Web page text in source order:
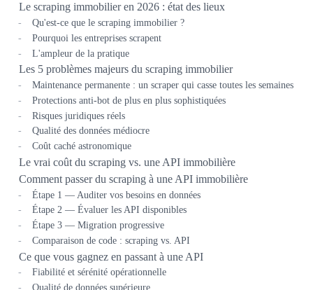
Le scraping immobilier en 2026 : état des lieux
Qu'est-ce que le scraping immobilier ?
Pourquoi les entreprises scrapent
L'ampleur de la pratique
Les 5 problèmes majeurs du scraping immobilier
Maintenance permanente : un scraper qui casse toutes les semaines
Protections anti-bot de plus en plus sophistiquées
Risques juridiques réels
Qualité des données médiocre
Coût caché astronomique
Le vrai coût du scraping vs. une API immobilière
Comment passer du scraping à une API immobilière
Étape 1 — Auditer vos besoins en données
Étape 2 — Évaluer les API disponibles
Étape 3 — Migration progressive
Comparaison de code : scraping vs. API
Ce que vous gagnez en passant à une API
Fiabilité et sérénité opérationnelle
Qualité de données supérieure